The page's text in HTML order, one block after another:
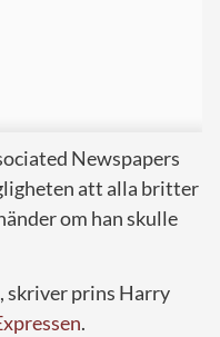
Newspapers
att alla britter
om han skulle
skriver prins Harry
.